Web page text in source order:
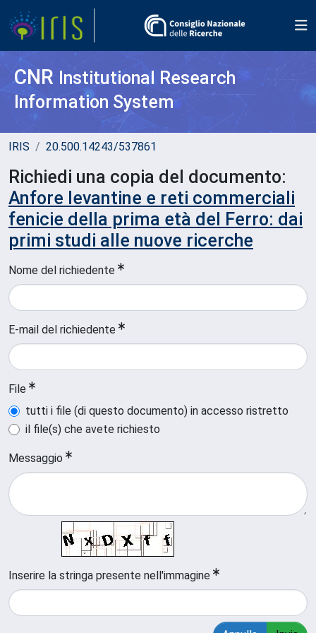
CNR Institutional Research
Information System
IRIS 20.500.14243/537861
Richiedi una copia del documento:
Anfore levantine e reti commerciali
fenicie della prima età del Ferro: dai
primi studi alle nuove ricerche
Nome del richiedente
E-mail del richiedente
File
tutti i file (di questo documento) in accesso ristretto
il file(s) che avete richiesto
Messaggio
Inserire la stringa presente nell'immagine